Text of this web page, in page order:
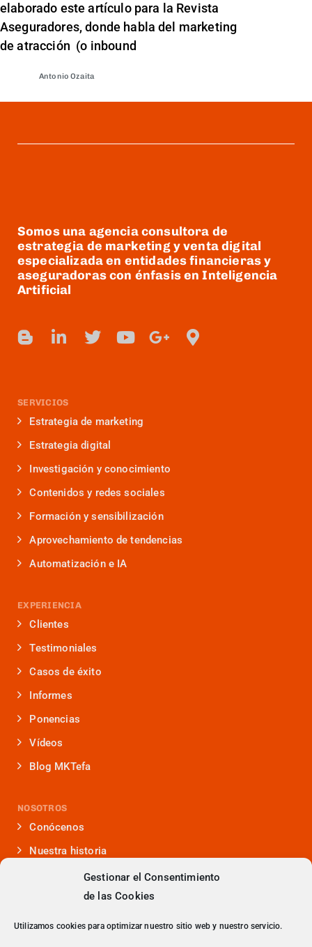
Gestionar el Consentimiento
de las Cookies
Utilizamos cookies para optimizar nuestro sitio web y nuestro servicio.
elaborado este artículo para la Revista
Aseguradores, donde habla del marketing
de atracción (o inbound
Antonio Ozaita
Somos una agencia consultora de
estrategia de marketing y venta digital
especializada en entidades financieras y
aseguradoras con énfasis en Inteligencia
Artificial
SERVICIOS
Estrategia de marketing
Estrategia digital
Investigación y conocimiento
Contenidos y redes sociales
Formación y sensibilización
Aprovechamiento de tendencias
Automatización e IA
EXPERIENCIA
Clientes
Testimoniales
Casos de éxito
Informes
Ponencias
Vídeos
Blog MKTefa
NOSOTROS
Conócenos
Nuestra historia
Iniciativas que lideramos
Noticias y eventos
Presencia en medios